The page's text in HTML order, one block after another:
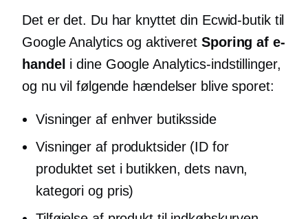
Det er det. Du har knyttet din Ecwid-butik til
Google Analytics og aktiveret Sporing af e-
handel i dine Google Analytics-indstillinger,
og nu vil følgende hændelser blive sporet:
Visninger af enhver butiksside
Visninger af produktsider (ID for
produktet set i butikken, dets navn,
kategori og pris)